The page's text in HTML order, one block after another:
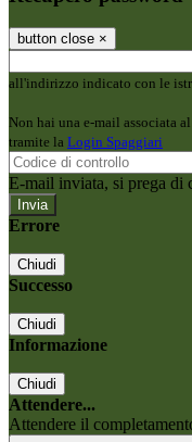
button close ×
all'indirizzo indicato con le
Non hai una e-mail associata
tramite la Login Spaggiari
E-mail inviata, si prega di
Errore
Chiudi
Successo
Chiudi
Informazione
Chiudi
Attendere...
Attendere il